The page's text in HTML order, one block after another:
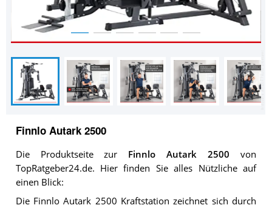
Finnlo Autark 2500
Die Produktseite zur Finnlo Autark 2500 von
TopRatgeber24.de. Hier finden Sie alles Nützliche auf
einen Blick:
Die Finnlo Autark 2500 Kraftstation zeichnet sich durch